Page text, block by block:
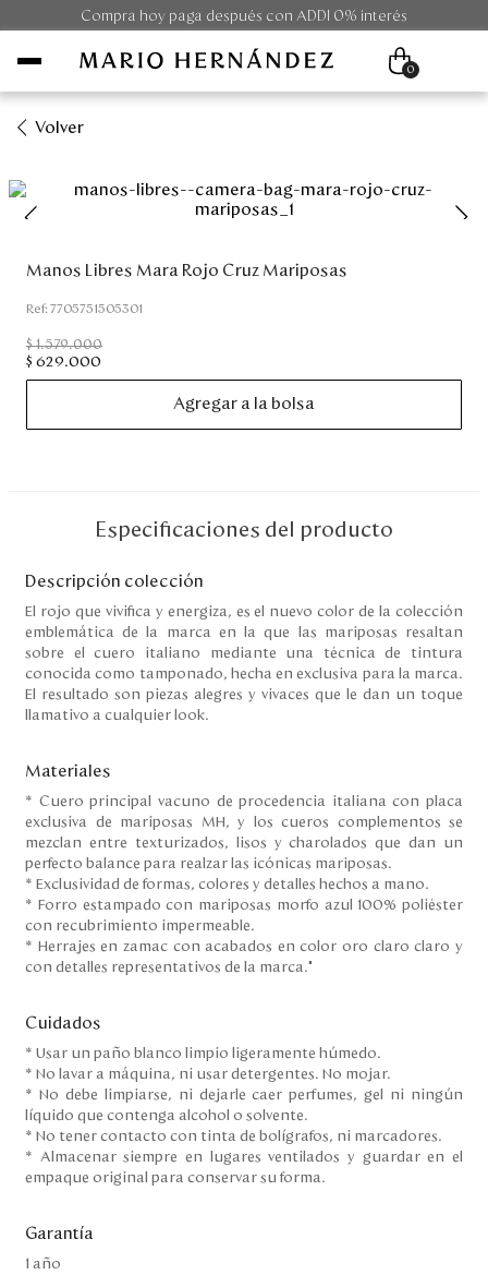
Compra hoy paga después con ADDI 0% interés
Hombre
Unisex
Viaje
Mi cuenta
Blog
Servicio al cliente
Colombia
Costa Rica
Panamá
Venezuela
0
Volver
Manos Libres Mara Rojo Cruz Mariposas
:7705751505301
$ 1.579.000
$ 629.000
Agregar a la bolsa
Especificaciones del producto
Descripción colección
El rojo que vivifica y energiza, es el nuevo color de la colección
emblemática de la marca en la que las mariposas resaltan
sobre el cuero italiano mediante una técnica de tintura
conocida como tamponado, hecha en exclusiva para la marca.
El resultado son piezas alegres y vivaces que le dan un toque
llamativo a cualquier look.
Materiales
* Cuero principal vacuno de procedencia italiana con placa
exclusiva de mariposas MH, y los cueros complementos se
mezclan entre texturizados, lisos y charolados que dan un
perfecto balance para realzar las icónicas mariposas.
* Exclusividad de formas, colores y detalles hechos a mano.
* Forro estampado con mariposas morfo azul 100% poliéster
con recubrimiento impermeable.
* Herrajes en zamac con acabados en color oro claro claro y
con detalles representativos de la marca."
Cuidados
* Usar un paño blanco limpio ligeramente húmedo.
* No lavar a máquina, ni usar detergentes. No mojar.
* No debe limpiarse, ni dejarle caer perfumes, gel ni ningún
líquido que contenga alcohol o solvente.
* No tener contacto con tinta de bolígrafos, ni marcadores.
* Almacenar siempre en lugares ventilados y guardar en el
empaque original para conservar su forma.
Garantía
1 año